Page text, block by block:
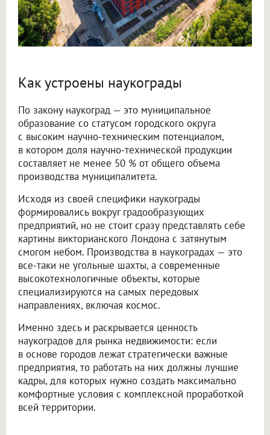
Как устроены наукограды
По закону наукоград — это муниципальное
образование со статусом городского округа
с высоким научно-техническим потенциалом,
в котором доля научно-технической продукции
составляет не менее 50 % от общего объема
производства муниципалитета.
Исходя из своей специфики наукограды
формировались вокруг градообразующих
предприятий, но не стоит сразу представлять себе
картины викторианского Лондона с затянутым
смогом небом. Производства в наукоградах — это
все-таки не угольные шахты, а современные
высокотехнологичные объекты, которые
специализируются на самых передовых
направлениях, включая космос.
Именно здесь и раскрывается ценность
наукоградов для рынка недвижимости: если
в основе городов лежат стратегически важные
предприятия, то работать на них должны лучшие
кадры, для которых нужно создать максимально
комфортные условия с комплексной проработкой
всей территории.